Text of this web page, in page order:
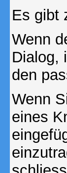
Es gibt
Wenn
Dialog,
den
Wenn
eines